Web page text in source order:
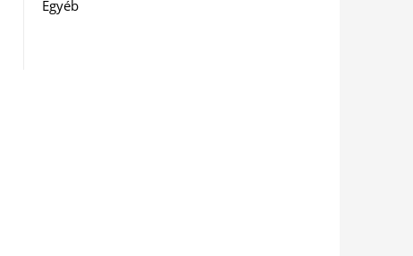
Egyéb